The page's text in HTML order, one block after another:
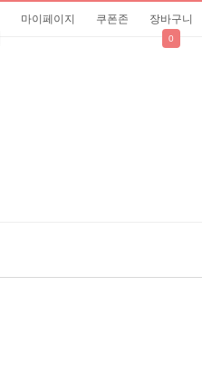
마이페이지 쿠폰존 장바구니
0